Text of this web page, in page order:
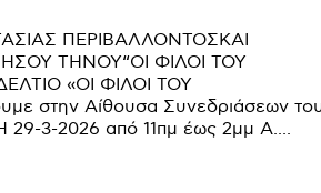
ΠΕΡΙΒΑΛΛΟΝΤΟΣΚΑΙ
ΤΗΝΟΥ“ΟΙ ΦΙΛΟΙ ΤΟΥ
«ΟΙ ΦΙΛΟΙ ΤΟΥ
στην Αίθουσα Συνεδριάσεων
Τήνου την ΚΥΡΙΑΚΗ 29-3-2026 από 11πμ έως 2μμ Α....